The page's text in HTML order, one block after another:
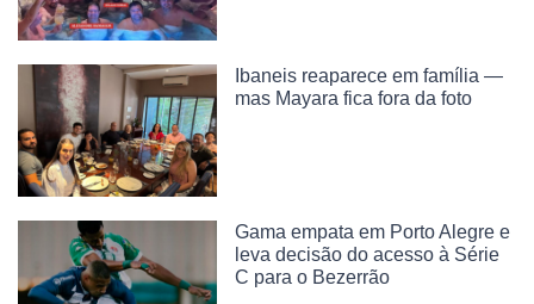
Ibaneis reaparece em família —
mas Mayara fica fora da foto
Gama empata em Porto Alegre e
leva decisão do acesso à Série
C para o Bezerrão